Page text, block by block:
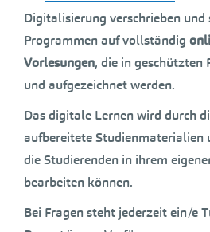
Digitalisierung verschrieben und
Programmen auf vollständig
Vorlesungen, die in geschützten
und aufgezeichnet werden.
Das digitale Lernen wird durch
aufbereitete Studienmaterialien
die Studierenden in ihrem
bearbeiten können.
Bei Fragen steht jederzeit ein/e